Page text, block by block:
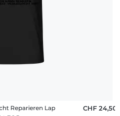
Reparieren Lap
CHF 24,50